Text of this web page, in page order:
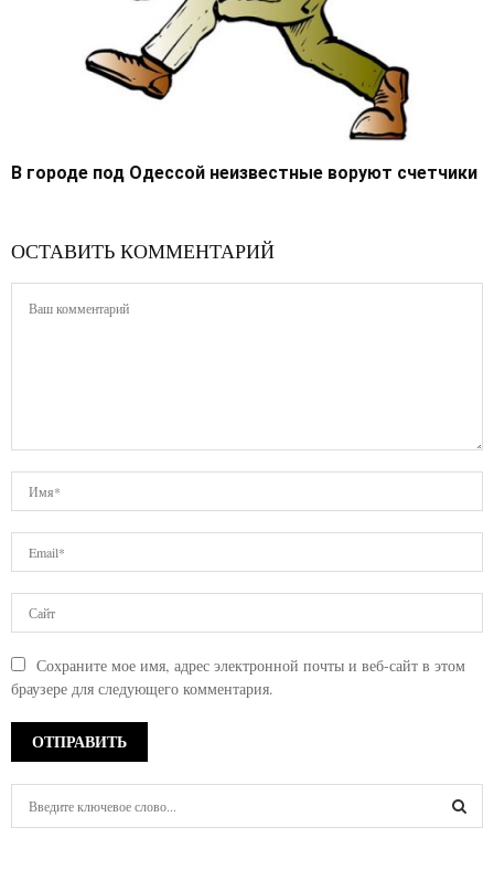
В городе под Одессой неизвестные воруют счетчики
ОСТАВИТЬ КОММЕНТАРИЙ
Сохраните мое имя, адрес электронной почты и веб-сайт в этом
браузере для следующего комментария.